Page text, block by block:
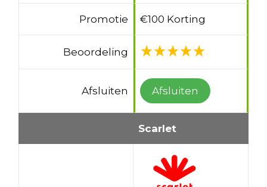
Promotie €100 Korting
Beoordeling
Afsluiten Afsluiten
Scarlet